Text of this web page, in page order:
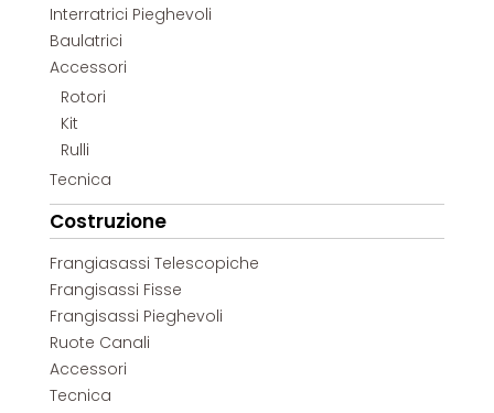
Interratrici Pieghevoli
Baulatrici
Accessori
Rotori
Kit
Rulli
Tecnica
Costruzione
Frangiasassi Telescopiche
Frangisassi Fisse
Frangisassi Pieghevoli
Ruote Canali
Accessori
Tecnica